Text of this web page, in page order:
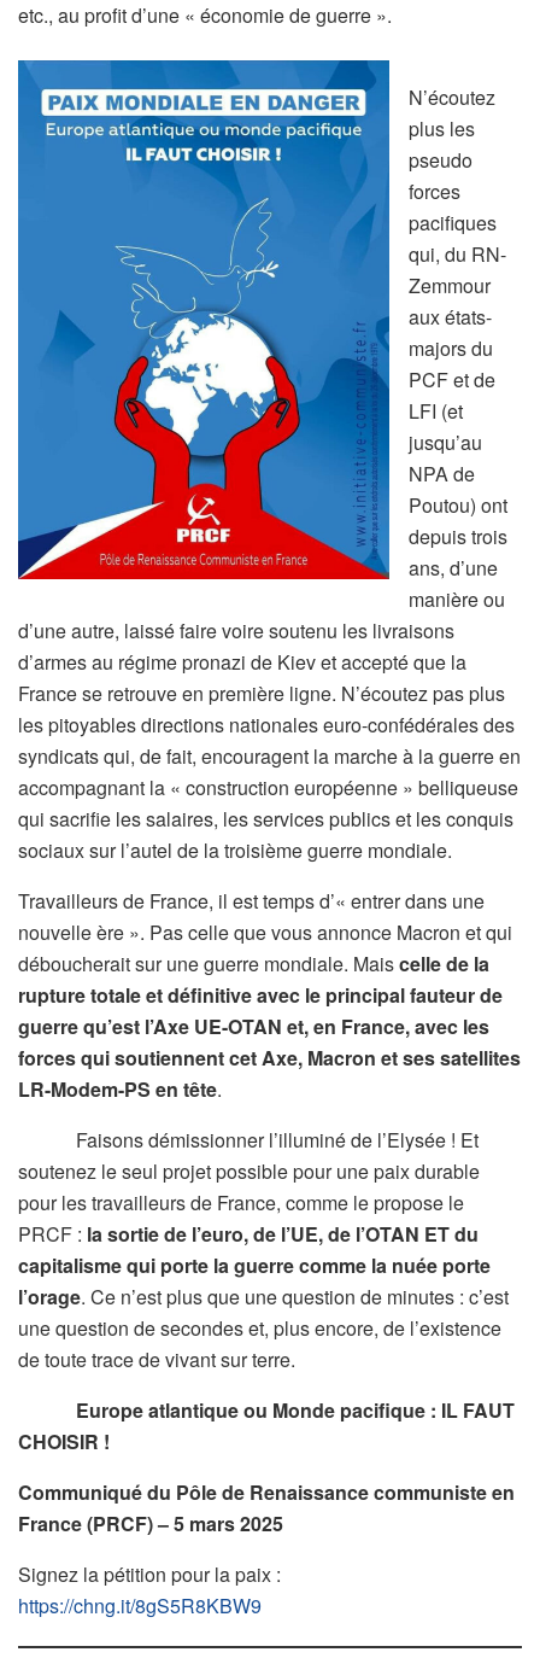
etc., au profit d’une « économie de guerre ».
N’écoutez
plus les
pseudo
forces
pacifiques
qui, du RN-
Zemmour
aux états-
majors du
PCF et de
LFI (et
jusqu’au
NPA de
Poutou) ont
depuis trois
ans, d’une
manière ou
d’une autre, laissé faire voire soutenu les livraisons
d’armes au régime pronazi de Kiev et accepté que la
France se retrouve en première ligne. N’écoutez pas plus
les pitoyables directions nationales euro-confédérales des
syndicats qui, de fait, encouragent la marche à la guerre en
accompagnant la « construction européenne » belliqueuse
qui sacrifie les salaires, les services publics et les conquis
sociaux sur l’autel de la troisième guerre mondiale.
Travailleurs de France, il est temps d’« entrer dans une
nouvelle ère ». Pas celle que vous annonce Macron et qui
déboucherait sur une guerre mondiale. Maiscelle de la
rupture totale et définitive avec le principal fauteur de
guerre qu’est l’Axe UE-OTAN et, en France, avec les
forces qui soutiennent cet Axe, Macron et ses satellites
LR-Modem-PS en tête.
Faisons démissionner l’illuminé de l’Elysée ! Et
soutenez le seul projet possible pour une paix durable
pour les travailleurs de France, comme le propose le
PRCF : la sortie de l’euro, de l’UE, de l’OTAN ET du
capitalisme qui porte la guerre comme la nuée porte
l’orage. Ce n’est plus que une question de minutes : c’est
une question de secondes et, plus encore, de l’existence
de toute trace de vivant sur terre.
Europe atlantique ou Monde pacifique : IL FAUT
CHOISIR !
Communiqué du Pôle de Renaissance communiste en
France (PRCF) – 5 mars 2025
Signez la pétition pour la paix :
https://chng.it/8gS5R8KBW9